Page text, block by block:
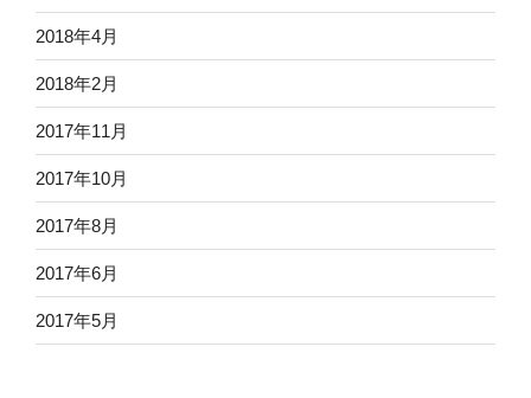
2018年4月
2018年2月
2017年11月
2017年10月
2017年8月
2017年6月
2017年5月